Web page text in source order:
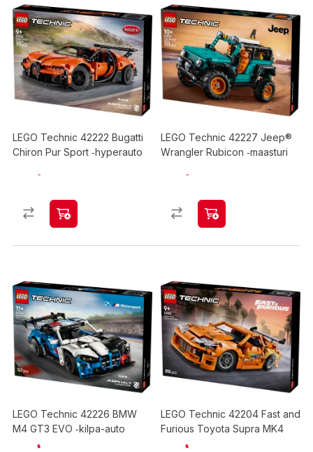
LEGO Technic 42222 Bugatti
Chiron Pur Sport ‑hyperauto
LEGO Technic 42227 Jeep®
Wrangler Rubicon ‑maasturi
LEGO Technic 42226 BMW
M4 GT3 EVO ‑kilpa-auto
LEGO Technic 42204 Fast and
Furious Toyota Supra MK4